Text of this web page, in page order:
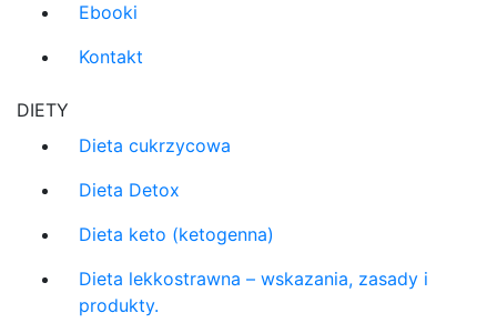
Ebooki
Kontakt
DIETY
Dieta cukrzycowa
Dieta Detox
Dieta keto (ketogenna)
Dieta lekkostrawna – wskazania, zasady i
produkty.